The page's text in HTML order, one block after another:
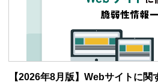
【2026年8月版】Webサイトに関